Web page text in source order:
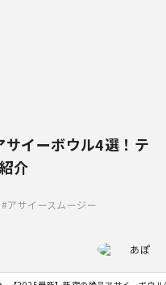
サイーボウル4選！テ
介
アサイースムージー
あぽ